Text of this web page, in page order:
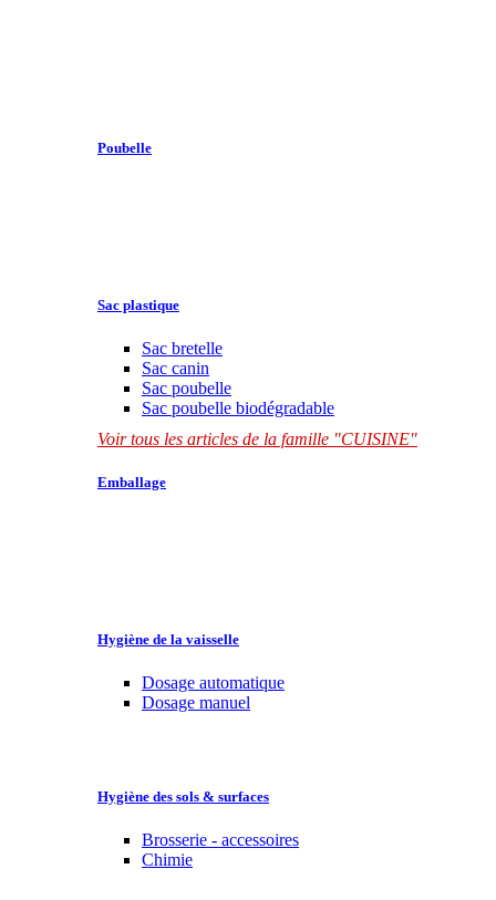
Poubelle
Sac plastique
Sac bretelle
Sac canin
Sac poubelle
Sac poubelle biodégradable
Voir tous les articles de la famille "CUISINE"
Emballage
Hygiène de la vaisselle
Dosage automatique
Dosage manuel
Hygiène des sols & surfaces
Brosserie - accessoires
Chimie